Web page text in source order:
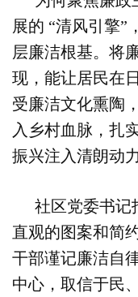
展的 “清风引擎”
层廉洁根基。将
现，能让居民在
受廉洁文化熏陶
入乡村血脉， 扎
振兴注入清朗动力
社区党委书记
直观的图案和简
干部谨记廉洁自
中心，取信于民